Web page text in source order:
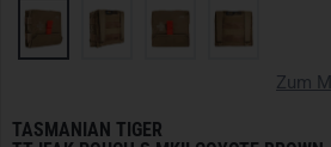
TASMANIAN TIGER
Zum